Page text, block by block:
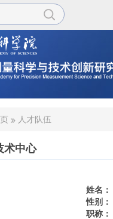
人才队伍
术中心
姓名：
性别：
职称：